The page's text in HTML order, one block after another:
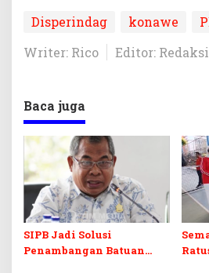
Disperindag
konawe
Writer: Rico
Editor: Redaksi
Baca juga
SIPB Jadi Solusi
Penambangan Batuan